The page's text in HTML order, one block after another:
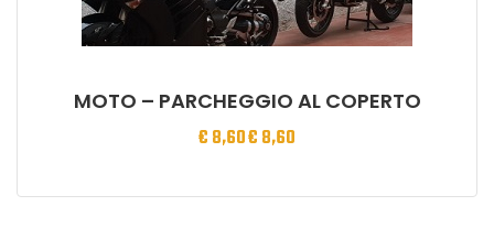
MOTO – PARCHEGGIO AL COPERTO
€8,60€8,60